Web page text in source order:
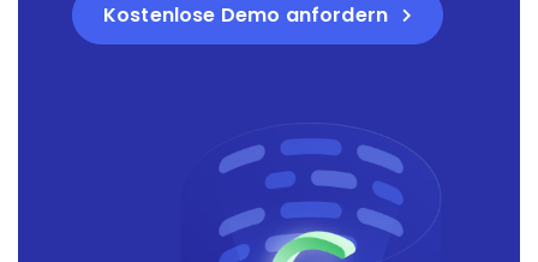
Kostenlose Demo anfordern